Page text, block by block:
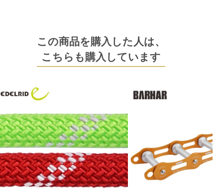
この商品を購入した人は、
こちらも購入しています